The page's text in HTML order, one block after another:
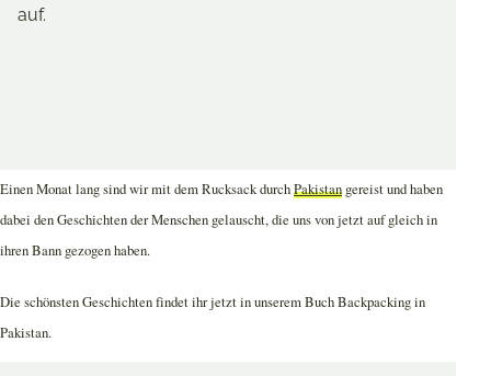
auf.
Einen Monat lang sind wir mit dem Rucksack durchPakistan gereist und haben
dabei den Geschichten der Menschen gelauscht, die uns von jetzt auf gleich in
ihren Bann gezogen haben.
Die schönsten Geschichten findet ihr jetzt in unserem Buch Backpacking in
Pakistan.